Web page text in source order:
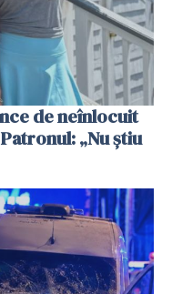
de neînlocuit
„Nu știu